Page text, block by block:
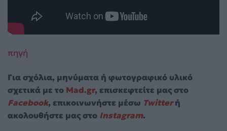
πηγή
Για σχόλια, μηνύματα ή φωτογραφικό υλικό
σχετικά με το Mad.gr, επισκεφτείτε μας στο
Facebook, επικοινωνήστε μέσω Twitterή
ακολουθήστε μας στο Instagram.